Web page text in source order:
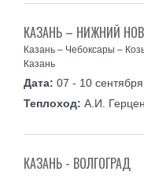
07 - 10 сентября
КАЗАНЬ – НИЖНИЙ
Казань – Чебоксары –
Казань
А.И. Герцен
КАЗАНЬ - ВОЛГОГРАД